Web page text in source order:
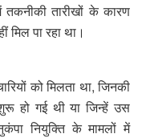
तकनीकी तारीखों के कारण
मिल पा रहा था।
को मिलता था, जिनकी
हो गई थी या जिन्हें उस
नियुक्ति के मामलों में